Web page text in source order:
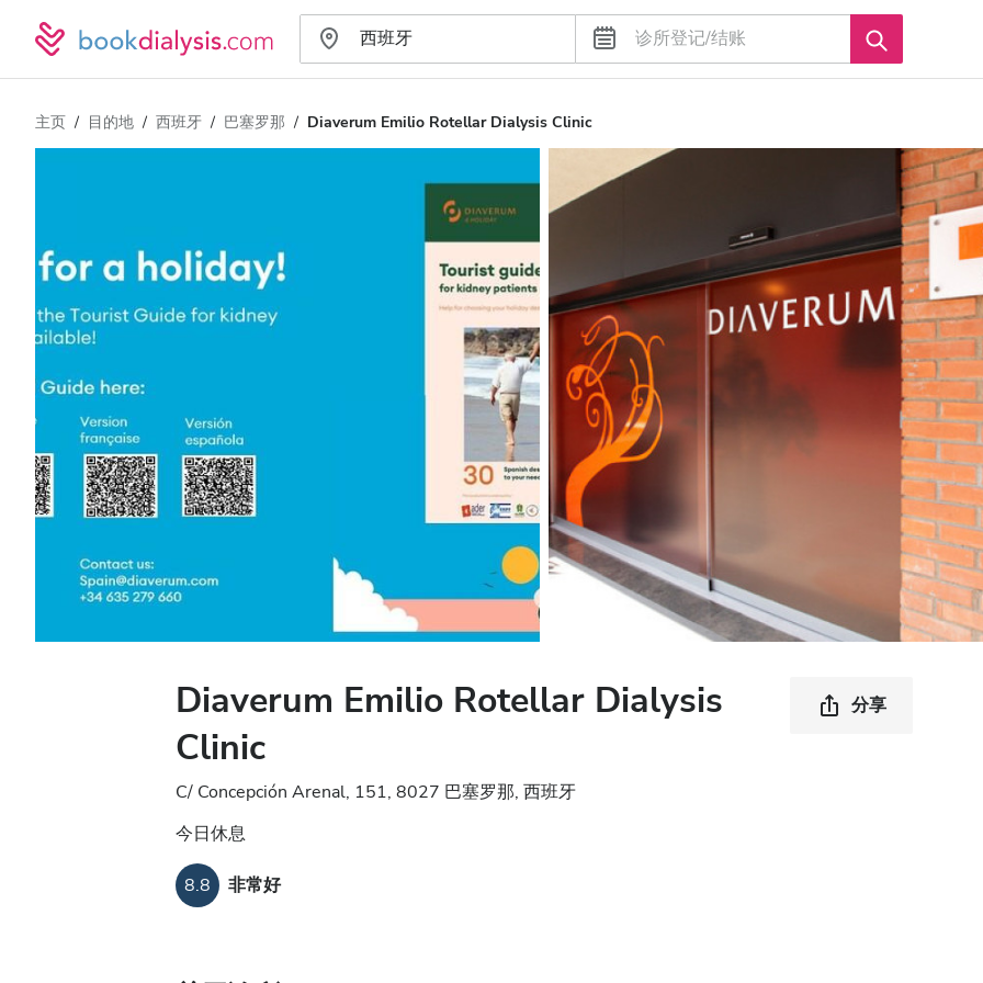
主页 目的地 西班牙 巴塞罗那 Diaverum Emilio Rotellar Dialysis Clinic
Diaverum Emilio Rotellar Dialysis
Clinic
C/ Concepción Arenal, 151, 8027 巴塞罗那, 西班牙
今日休息
8.8 非常好
分享